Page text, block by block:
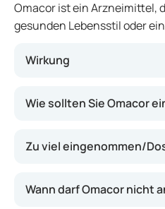
Omacor ist ein Arzneimittel,
gesunden Lebensstil oder
Wirkung
Wie sollten Sie Omacor
Zu viel eingenommen/
Wann darf Omacor nicht